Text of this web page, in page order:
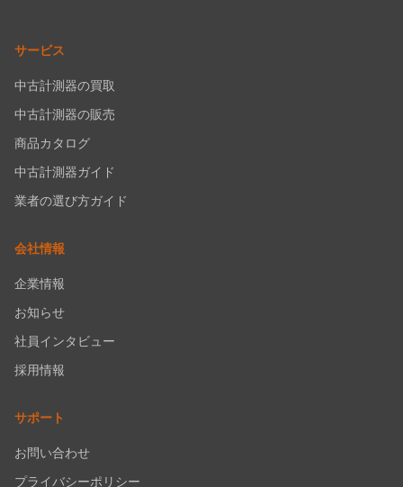
サービス
中古計測器の買取
中古計測器の販売
商品カタログ
中古計測器ガイド
業者の選び方ガイド
会社情報
企業情報
お知らせ
社員インタビュー
採用情報
サポート
お問い合わせ
プライバシーポリシー